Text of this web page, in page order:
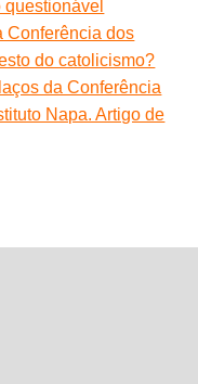
Conferência dos
do catolicismo?
da Conferência
Napa. Artigo de